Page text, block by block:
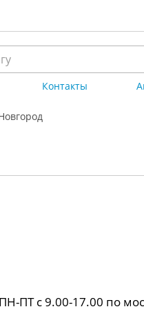
Контакты
ПТ с 9.00-17.00 по